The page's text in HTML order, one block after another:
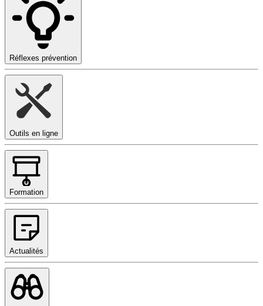
Réflexes prévention
Outils en ligne
Formation
Actualités